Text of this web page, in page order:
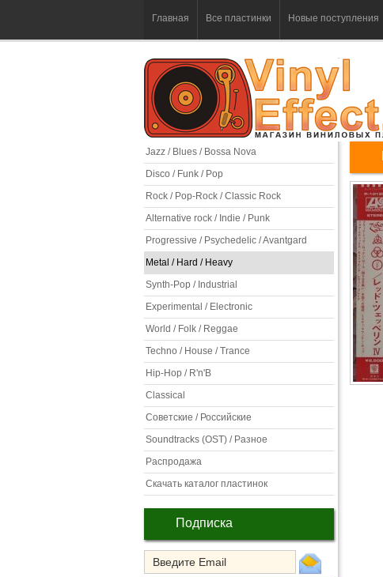
Главная Все пластинки Новые поступления
Jazz / Blues / Bossa Nova
Disco / Funk / Pop
Rock / Pop-Rock / Classic Rock
Alternative rock / Indie / Punk
Progressive / Psychedelic / Avantgard
Metal / Hard / Heavy
Synth-Pop / Industrial
Experimental / Electronic
World / Folk / Reggae
Techno / House / Trance
Hip-Hop / R'n'B
Classical
Советские / Российские
Soundtracks (OST) / Разное
Распродажа
Скачать каталог пластинок
Подписка